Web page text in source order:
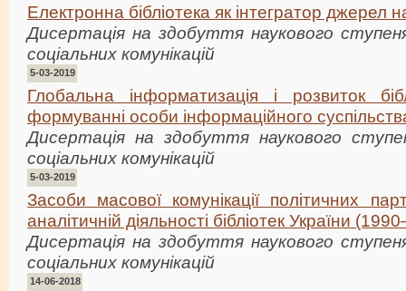
Електронна бібліотека як інтегратор джерел
Дисертація на здобуття наукового
соціальних комунікацій
5-03-2019
Глобальна інформатизація і розвиток
формуванні особи інформаційного
Дисертація на здобуття наукового
соціальних комунікацій
5-03-2019
Засоби масової комунікації політичних
аналітичній діяльності бібліотек України
Дисертація на здобуття наукового
соціальних комунікацій
14-06-2018